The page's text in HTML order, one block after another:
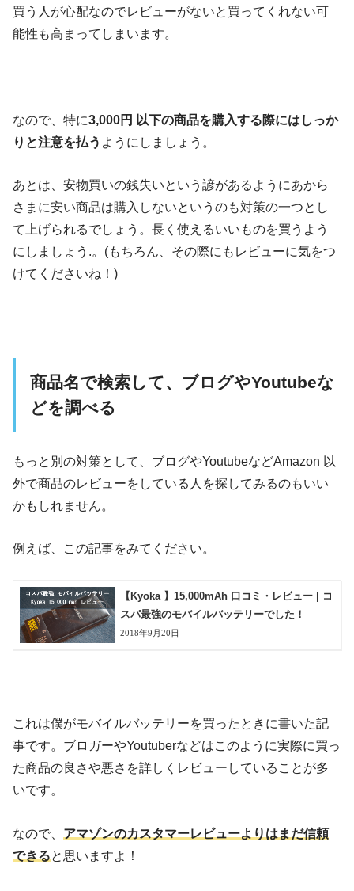
買う人が心配なのでレビューがないと買ってくれない可
能性も高まってしまいます。
なので、特に3,000円 以下の商品を購入する際にはしっか
りと注意を払う ようにしましょう。
あとは、安物買いの銭失いという諺があるようにあから
さまに安い商品は購入しないというのも対策の一つとし
て上げられるでしょう。長く使えるいいものを買うよう
にしましょう.。(もちろん、その際にもレビューに気をつ
けてくださいね！)
商品名で検索して、ブログやYoutubeな
どを調べる
もっと別の対策として、ブログやYoutubeなどAmazon 以
外で商品のレビューをしている人を探してみるのもいい
かもしれません。
例えば、この記事をみてください。
【Kyoka 】15,000mAh 口コミ・レビュー | コ
スパ最強のモバイルバッテリーでした！
2018年9月20日
これは僕がモバイルバッテリーを買ったときに書いた記
事です。ブロガーやYoutuberなどはこのように実際に買っ
た商品の良さや悪さを詳しくレビューしていることが多
いです。
なので、 アマゾンのカスタマーレビューよりはまだ信頼
できると思いますよ！